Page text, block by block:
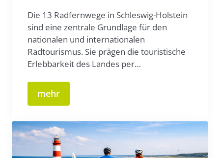
Die 13 Radfernwege in Schleswig-Holstein
sind eine zentrale Grundlage für den
nationalen und internationalen
Radtourismus. Sie prägen die touristische
Erlebbarkeit des Landes per…
mehr